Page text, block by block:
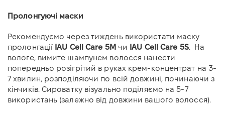
Пролонгуючі маски
Рекомендуємо через тиждень використати маску
пролонгації IAU Cell Care 5M чи IAU Cell Care 5S. На
вологе, вимите шампунем волосся нанести
попередньо розігрітий в руках крем-концентрат на 3-
7 хвилин, розподіляючи по всій довжині, починаючи з
кінчиків. Сироватку візуально поділяємо на 5-7
використань (залежно від довжини вашого волосся).